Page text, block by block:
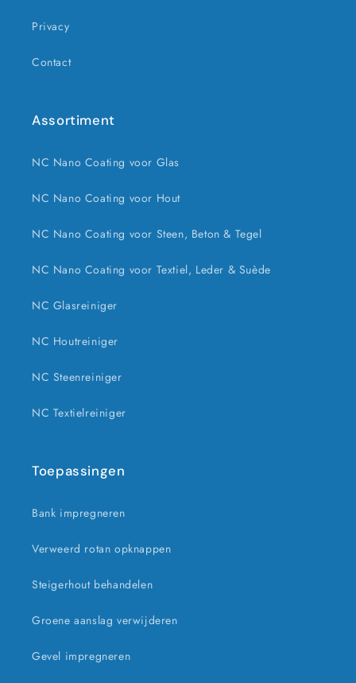
Privacy
Contact
Assortiment
NC Nano Coating voor Glas
NC Nano Coating voor Hout
NC Nano Coating voor Steen, Beton & Tegel
NC Nano Coating voor Textiel, Leder & Suède
NC Glasreiniger
NC Houtreiniger
NC Steenreiniger
NC Textielreiniger
Toepassingen
Bank impregneren
Verweerd rotan opknappen
Steigerhout behandelen
Groene aanslag verwijderen
Gevel impregneren